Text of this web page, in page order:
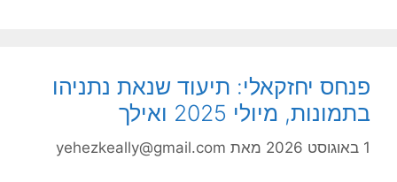
פנחס יחזקאלי: תיעוד שנאת נתניהו
בתמונות, מיולי 2025 ואילך
1 באוגוסט 2026 מאת yehezkeally@gmail.com